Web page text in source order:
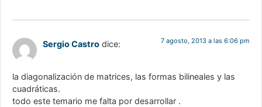
Sergio Castro dice: 7 agosto, 2013 a las 6:06 pm
la diagonalización de matrices, las formas bilineales y las
cuadráticas.
todo este temario me falta por desarrollar .